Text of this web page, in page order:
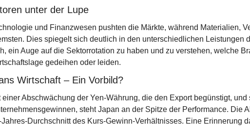
unter der Lupe
und Finanzwesen pushten die Märkte, während Materialien,
Dies spiegelt sich deutlich in den unterschiedlichen Leistungen
ein Auge auf die Sektorrotation zu haben und zu verstehen, welche
gedeihen oder leiden.
Wirtschaft – Ein Vorbild?
einer Abschwächung der Yen-Währung, die den Export begünstigt, und
steht Japan an der Spitze der Performance. Die
Jahres-Durchschnitt des Kurs-Gewinn-Verhältnisses. Eine Erinnerung